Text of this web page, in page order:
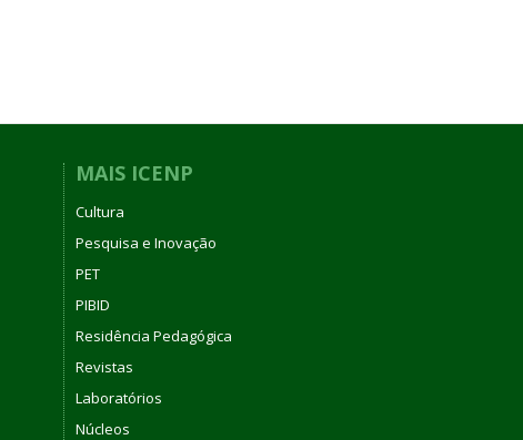
MAIS ICENP
Cultura
Pesquisa e Inovação
PET
PIBID
Residência Pedagógica
Revistas
Laboratórios
Núcleos